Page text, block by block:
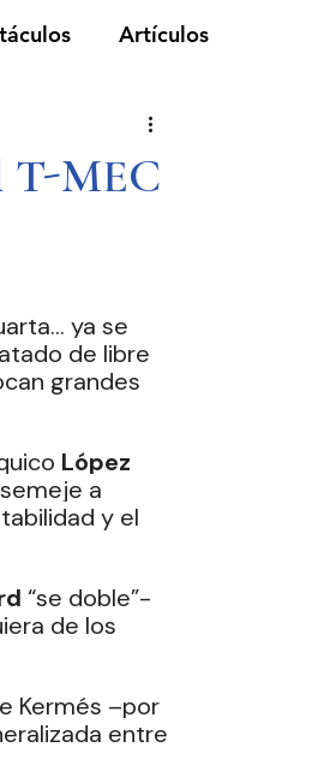
Artículos
Diputados
T-MEC
ya se
de libre
grandes
López
a
y el
“se doble”-
de los
Kermés –por
entre